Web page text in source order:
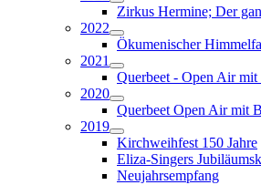
Zirkus Hermine; Der
2022
Ökumenischer
2021
Querbeet - Open Air mit
2020
Querbeet Open Air mit
2019
Kirchweihfest 150 Jahre
Eliza-Singers
Neujahrsempfang